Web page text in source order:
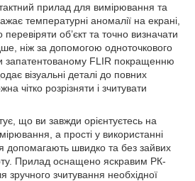
прилад для вимірювання та
температурні аномалії на екрані,
об’єкт та точно визначати
ніж за допомогою одноточкового
запатентованому FLIR покращенню
візуальні деталі до повних
чітко розрізняти і зчитувати
що ви завжди орієнтуєтесь на
а прості у використанні
допомагають швидко та без зайвих
Прилад оснащено яскравим РК-
зчитування необхідної